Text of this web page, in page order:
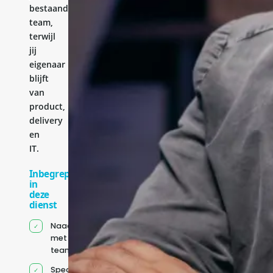
bestaande
team,
terwijl
jij
eigenaar
blijft
van
product,
delivery
en
IT.
Inbegrepen
in
deze
dienst
Naadloze integratie
met jouw bestaande
team
Specifiek voor jou